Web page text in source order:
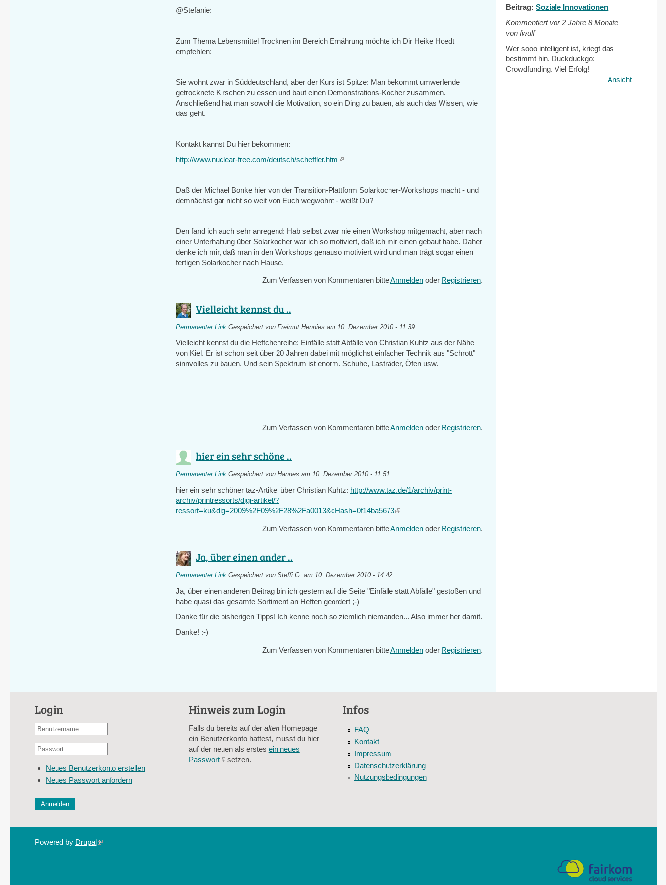
@Stefanie:
Zum Thema Lebensmittel Trocknen im Bereich Ernährung möchte ich Dir Heike Hoedt
empfehlen:
Sie wohnt zwar in Süddeutschland, aber der Kurs ist Spitze: Man bekommt umwerfende
getrocknete Kirschen zu essen und baut einen Demonstrations-Kocher zusammen.
Anschließend hat man sowohl die Motivation, so ein Ding zu bauen, als auch das Wissen, wie
das geht.
Kontakt kannst Du hier bekommen:
http://www.nuclear-free.com/deutsch/scheffler.htm(link
Daß der Michael Bonke hier von der Transition-Plattform Solarkocher-Workshops macht - und
demnächst gar nicht so weit von Euch wegwohnt - weißt Du?
Den fand ich auch sehr anregend: Hab selbst zwar nie einen Workshop mitgemacht, aber nach
einer Unterhaltung über Solarkocher war ich so motiviert, daß ich mir einen gebaut habe. Daher
denke ich mir, daß man in den Workshops genauso motiviert wird und man trägt sogar einen
fertigen Solarkocher nach Hause.
Zum Verfassen von Kommentaren bitteAnmeldenoder Registrieren.
Vielleicht kennst du ..
Permanenter Link Gespeichert vonFreimut Hennies am 10. Dezember 2010 - 11:39
Vielleicht kennst du die Heftchenreihe: Einfälle statt Abfälle von Christian Kuhtz aus der Nähe
von Kiel. Er ist schon seit über 20 Jahren dabei mit möglichst einfacher Technik aus "Schrott"
sinnvolles zu bauen. Und sein Spektrum ist enorm. Schuhe, Lasträder, Öfen usw.
Zum Verfassen von Kommentaren bitteAnmeldenoder Registrieren.
hier ein sehr schöne ..
Permanenter Link Gespeichert vonHannes am 10. Dezember 2010 - 11:51
hier ein sehr schöner taz-Artikel über Christian Kuhtz: http://www.taz.de/1/archiv/print-
archiv/printressorts/digi-artikel/?
ressort=ku&dig=2009%2F09%2F28%2Fa0013&cHash=0f14ba5673(link
external)
Zum Verfassen von Kommentaren bitteAnmeldenoder Registrieren.
Ja, über einen ander ..
Permanenter Link Gespeichert vonSteffi G. am 10. Dezember 2010 - 14:42
Ja, über einen anderen Beitrag bin ich gestern auf die Seite "Einfälle statt Abfälle" gestoßen und
habe quasi das gesamte Sortiment an Heften geordert ;-)
Danke für die bisherigen Tipps! Ich kenne noch so ziemlich niemanden... Also immer her damit.
Danke! :-)
Zum Verfassen von Kommentaren bitteAnmeldenoder Registrieren.
Beitrag:Soziale Innovationen
Kommentiert vor2 Jahre 8 Monate
von fwulf
Wer sooo intelligent ist, kriegt das
bestimmt hin. Duckduckgo:
Crowdfunding. Viel Erfolg!
Ansicht
Login
Benutzername
E-
Adresse
Passwort
Neues Benutzerkonto erstellen
Neues Passwort anfordern
Diese Sicherheitsfrage überprüft, ob Sie ein menschlicher Besucher sind und
Sag mir nicht, wie viele Sternlein stehen
Hinweis zum Login
Falls du bereits auf der altenHomepage
ein Benutzerkonto hattest, musst du hier
auf der neuen als erstes ein neues
Passwort(linksetzen.
Infos
FAQ
Kontakt
Impressum
Datenschutzerklärung
Nutzungsbedingungen
Powered by Drupal(link